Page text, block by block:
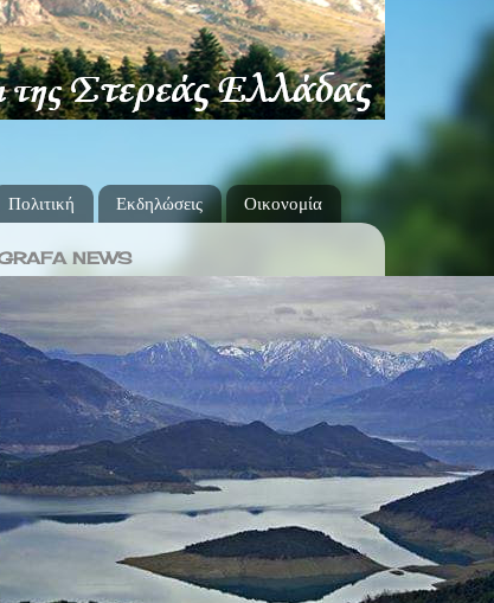
Πολιτική Εκδηλώσεις Οικονομία
NEWS